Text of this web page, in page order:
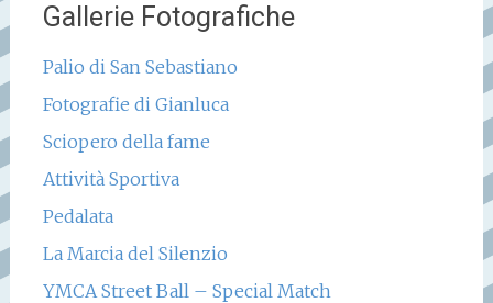
Gallerie Fotografiche
Palio di San Sebastiano
Fotografie di Gianluca
Sciopero della fame
Attività Sportiva
Pedalata
La Marcia del Silenzio
YMCA Street Ball – Special Match